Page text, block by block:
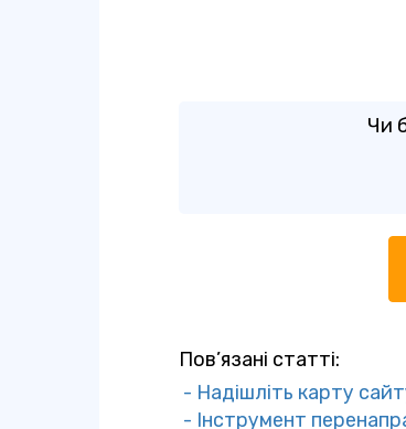
Чи
Пов’язані статті:
- Надішліть карту
- Інструмент